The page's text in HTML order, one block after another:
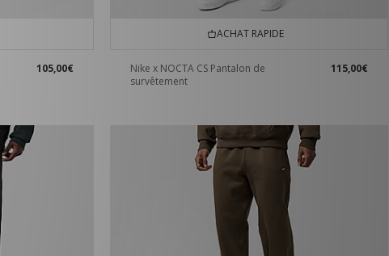
105,00€
ACHAT RAPIDE
Nike x NOCTA CS Pantalon de
survêtement
115,00€